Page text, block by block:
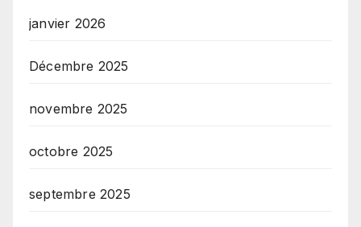
janvier 2026
Décembre 2025
novembre 2025
octobre 2025
septembre 2025